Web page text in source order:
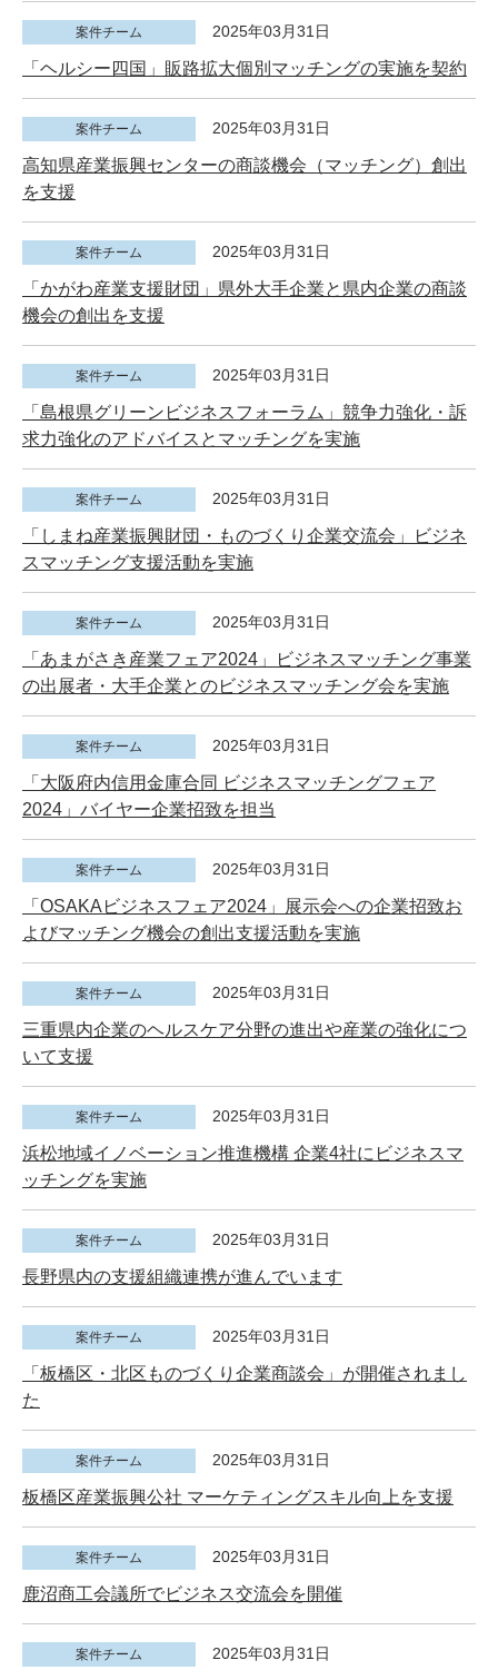
案件チーム 2025年03月31日
「ヘルシー四国」販路拡大個別マッチングの実施を契約
案件チーム 2025年03月31日
高知県産業振興センターの商談機会（マッチング）創出
を支援
案件チーム 2025年03月31日
「かがわ産業支援財団」県外大手企業と県内企業の商談
機会の創出を支援
案件チーム 2025年03月31日
「島根県グリーンビジネスフォーラム」競争力強化・訴
求力強化のアドバイスとマッチングを実施
案件チーム 2025年03月31日
「しまね産業振興財団・ものづくり企業交流会」ビジネ
スマッチング支援活動を実施
案件チーム 2025年03月31日
「あまがさき産業フェア2024」ビジネスマッチング事業
の出展者・大手企業とのビジネスマッチング会を実施
案件チーム 2025年03月31日
「大阪府内信用金庫合同 ビジネスマッチングフェア
2024」バイヤー企業招致を担当
案件チーム 2025年03月31日
「OSAKAビジネスフェア2024」展示会への企業招致お
よびマッチング機会の創出支援活動を実施
案件チーム 2025年03月31日
三重県内企業のヘルスケア分野の進出や産業の強化につ
いて支援
案件チーム 2025年03月31日
浜松地域イノベーション推進機構 企業4社にビジネスマ
ッチングを実施
案件チーム 2025年03月31日
長野県内の支援組織連携が進んでいます
案件チーム 2025年03月31日
「板橋区・北区ものづくり企業商談会」が開催されまし
た
案件チーム 2025年03月31日
板橋区産業振興公社 マーケティングスキル向上を支援
案件チーム 2025年03月31日
鹿沼商工会議所でビジネス交流会を開催
案件チーム 2025年03月31日